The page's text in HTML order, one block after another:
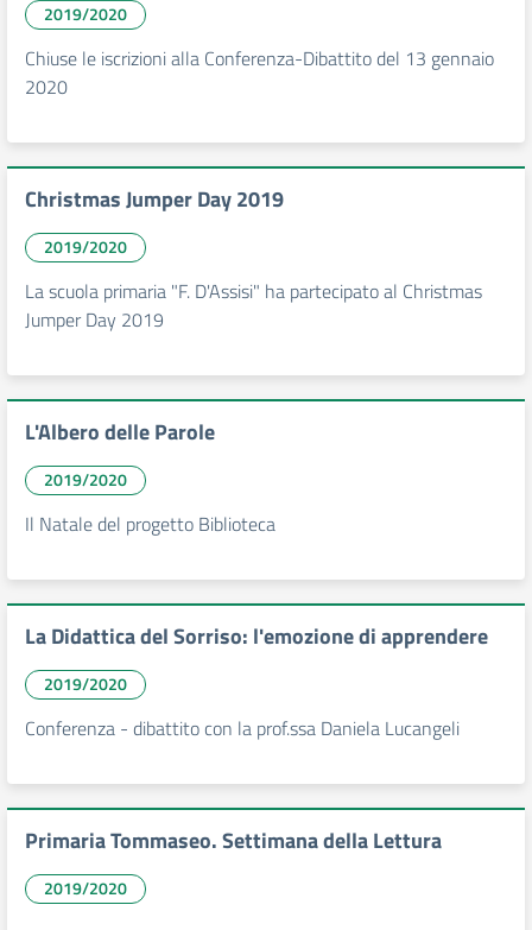
2019/2020
Chiuse le iscrizioni alla Conferenza-Dibattito del 13 gennaio
2020
Christmas Jumper Day 2019
2019/2020
La scuola primaria "F. D'Assisi" ha partecipato al Christmas
Jumper Day 2019
L'Albero delle Parole
2019/2020
Il Natale del progetto Biblioteca
La Didattica del Sorriso: l'emozione di apprendere
2019/2020
Conferenza - dibattito con la prof.ssa Daniela Lucangeli
Primaria Tommaseo. Settimana della Lettura
2019/2020